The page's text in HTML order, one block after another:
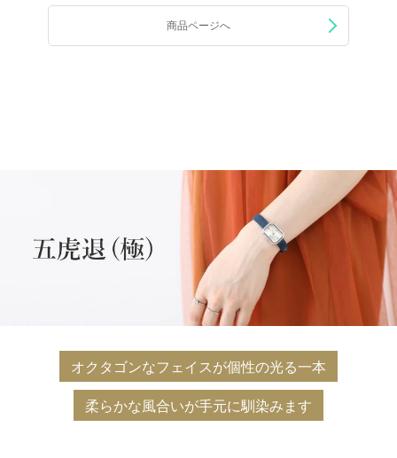
商品ページへ
オクタゴンなフェイスが個性の光る一本
柔らかな風合いが手元に馴染みます